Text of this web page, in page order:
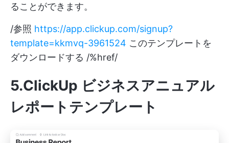
ることができます。
/参照 https://app.clickup.com/signup?
template=kkmvq-3961524 このテンプレートを
ダウンロードする /%href/
5.ClickUp ビジネスアニュアル
レポートテンプレート